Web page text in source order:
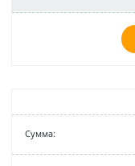
Cумма: